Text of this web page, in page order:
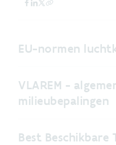
EU-normen
VLAREM -
milieubepalingen
Best Beschikbare